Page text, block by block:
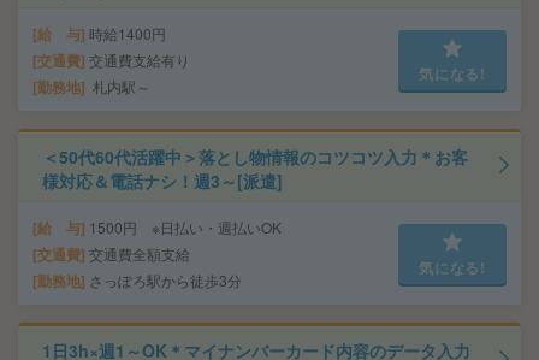
給 与 時給1400円
交通費 交通費支給有り
勤務地 札内駅～
気になる!
＜50代60代活躍中＞落とし物情報のコツコツ入力＊お客
様対応＆電話ナシ！週3～[派遣]
給 与 1500円 ※日払い・週払いOK
交通費 交通費全額支給
勤務地 さっぽろ駅から徒歩3分
気になる!
1日3h×週1～OK＊マイナンバーカード内容のデータ入力